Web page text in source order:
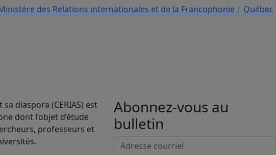
sa diaspora (CERIAS) est
dont l’objet d’étude
professeurs et
Abonnez-vous au
bulletin